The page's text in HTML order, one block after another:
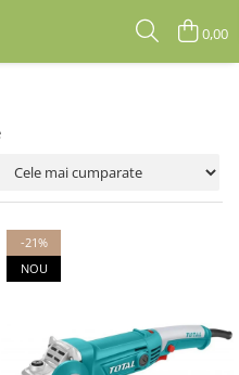
0,00
-21%
NOU